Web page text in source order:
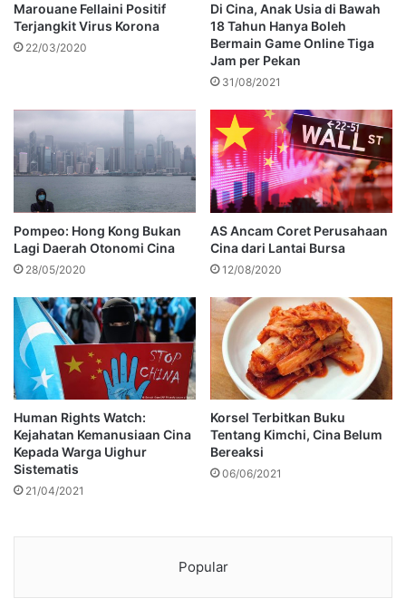
Marouane Fellaini Positif
Terjangkit Virus Korona
22/03/2020
Di Cina, Anak Usia di Bawah
18 Tahun Hanya Boleh
Bermain Game Online Tiga
Jam per Pekan
31/08/2021
Pompeo: Hong Kong Bukan
Lagi Daerah Otonomi Cina
28/05/2020
AS Ancam Coret Perusahaan
Cina dari Lantai Bursa
12/08/2020
Human Rights Watch:
Kejahatan Kemanusiaan Cina
Kepada Warga Uighur
Sistematis
21/04/2021
Korsel Terbitkan Buku
Tentang Kimchi, Cina Belum
Bereaksi
06/06/2021
Popular